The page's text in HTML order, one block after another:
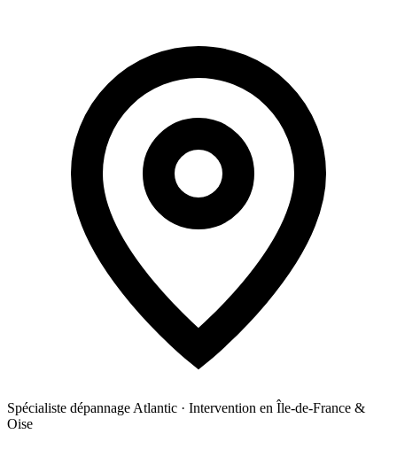
Spécialiste dépannage Atlantic · Intervention en Île-de-France &
Oise